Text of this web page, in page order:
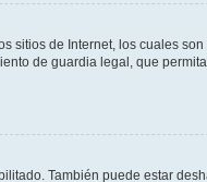
sitios de Internet, los cuales
de guardia legal, que
También puede estar